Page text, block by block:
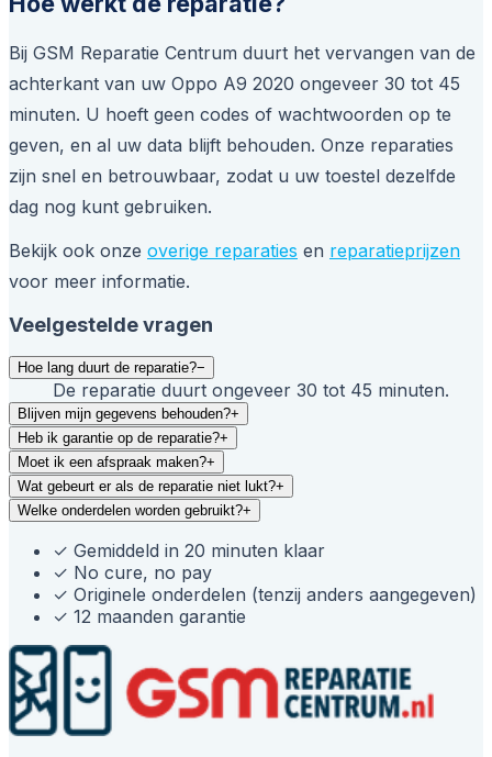
Bij GSM Reparatie Centrum duurt het vervangen van de
achterkant van uw Oppo A9 2020 ongeveer 30 tot 45
minuten. U hoeft geen codes of wachtwoorden op te
geven, en al uw data blijft behouden. Onze reparaties
zijn snel en betrouwbaar, zodat u uw toestel dezelfde
dag nog kunt gebruiken.
Bekijk ook onze overige reparaties en reparatieprijzen
voor meer informatie.
Veelgestelde vragen
Hoe lang duurt de reparatie?−
De reparatie duurt ongeveer 30 tot 45 minuten.
Blijven mijn gegevens behouden?+
Heb ik garantie op de reparatie?+
Moet ik een afspraak maken?+
Wat gebeurt er als de reparatie niet lukt?+
Welke onderdelen worden gebruikt?+
✓ Gemiddeld in 20 minuten klaar
✓ No cure, no pay
✓ Originele onderdelen (tenzij anders aangegeven)
✓ 12 maanden garantie